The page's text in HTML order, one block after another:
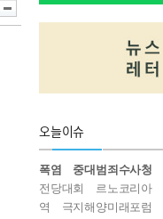
오늘이슈
폭염 중대범죄수사청
전당대회
르노코리아
역
극지해양미래포럼